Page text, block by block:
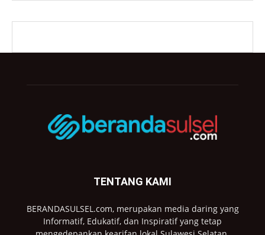
TENTANG KAMI
BERANDASULSEL.com, merupakan media daring yang
Informatif, Edukatif, dan Inspiratif yang tetap